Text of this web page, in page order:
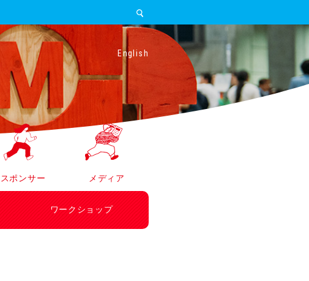
English
ワークショップ
スポンサー メディア